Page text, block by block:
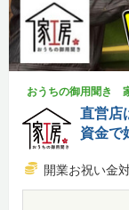
おうちの御用聞き
直営店
資金で
開業お祝い金